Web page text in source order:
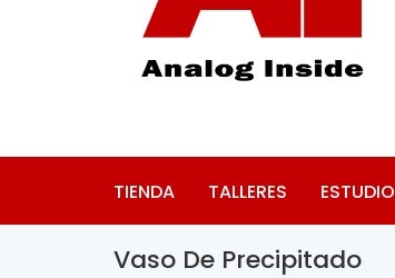
TIENDA TALLERES ESTUDIO
Vaso De Precipitado